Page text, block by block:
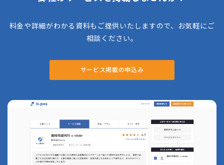
料金や詳細がわかる資料もご提供いたしますので、お気軽にご
相談ください。
サービス掲載の申込み